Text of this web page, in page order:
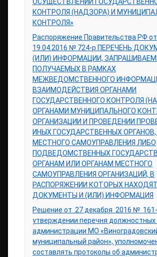
КОНТРОЛЯ (НАДЗОРА) И
КОНТРОЛЯ»
Распоряжение Правительства РФ от
19.04.2016 № 724-р ПЕРЕЧЕНЬ
(ИЛИ) ИНФОРМАЦИИ,
ПОЛУЧАЕМЫХ В РАМКАХ
МЕЖВЕДОМСТВЕННОГО
ВЗАИМОДЕЙСТВИЯ ОРГАНАМИ
ГОСУДАРСТВЕННОГО КОНТРОЛЯ
ОРГАНАМИ МУНИЦИПАЛЬНОГО
ОРГАНИЗАЦИИ И ПРОВЕДЕНИИ
ИНЫХ ГОСУДАРСТВЕННЫХ ОРГАНОВ,
МЕСТНОГО САМОУПРАВЛЕНИЯ ЛИБО
ПОДВЕДОМСТВЕННЫХ
ОРГАНАМ ИЛИ ОРГАНАМ МЕСТНОГО
САМОУПРАВЛЕНИЯ ОРГАНИЗАЦИЙ, В
РАСПОРЯЖЕНИИ КОТОРЫХ
ДОКУМЕНТЫ И (ИЛИ) ИНФОРМАЦИЯ
Решение от 27 декабря 2016 №
утверждении перечня должностных
администрации МО
муниципальный район»,
составлять протоколы об